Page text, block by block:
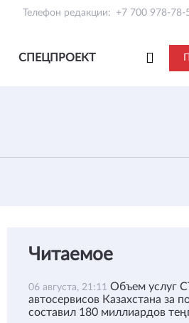
Телефон редакции: +7 700 978-78-
СПЕЦПРОЕКТ
Читаемое
06 августа, 21:11 Объем услуг
автосервисов Казахстана за
составил 180 миллиардов